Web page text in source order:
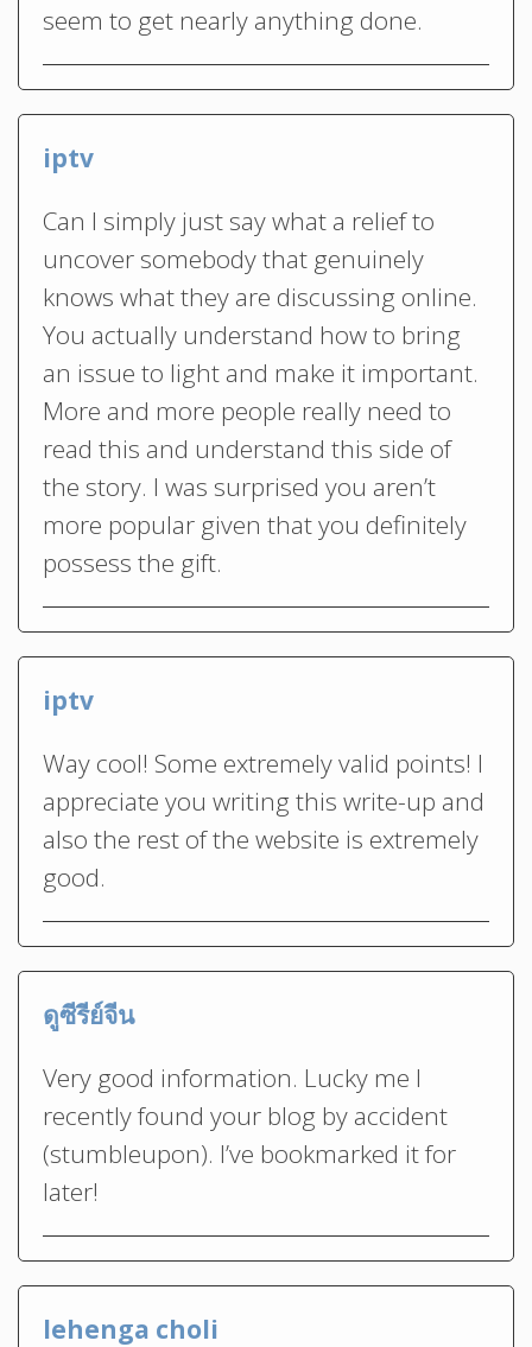
seem to get nearly anything done.
iptv
Can I simply just say what a relief to
uncover somebody that genuinely
knows what they are discussing online.
You actually understand how to bring
an issue to light and make it important.
More and more people really need to
read this and understand this side of
the story. I was surprised you aren’t
more popular given that you definitely
possess the gift.
iptv
Way cool! Some extremely valid points! I
appreciate you writing this write-up and
also the rest of the website is extremely
good.
ดูซีรีย์จีน
Very good information. Lucky me I
recently found your blog by accident
(stumbleupon). I’ve bookmarked it for
later!
lehenga choli